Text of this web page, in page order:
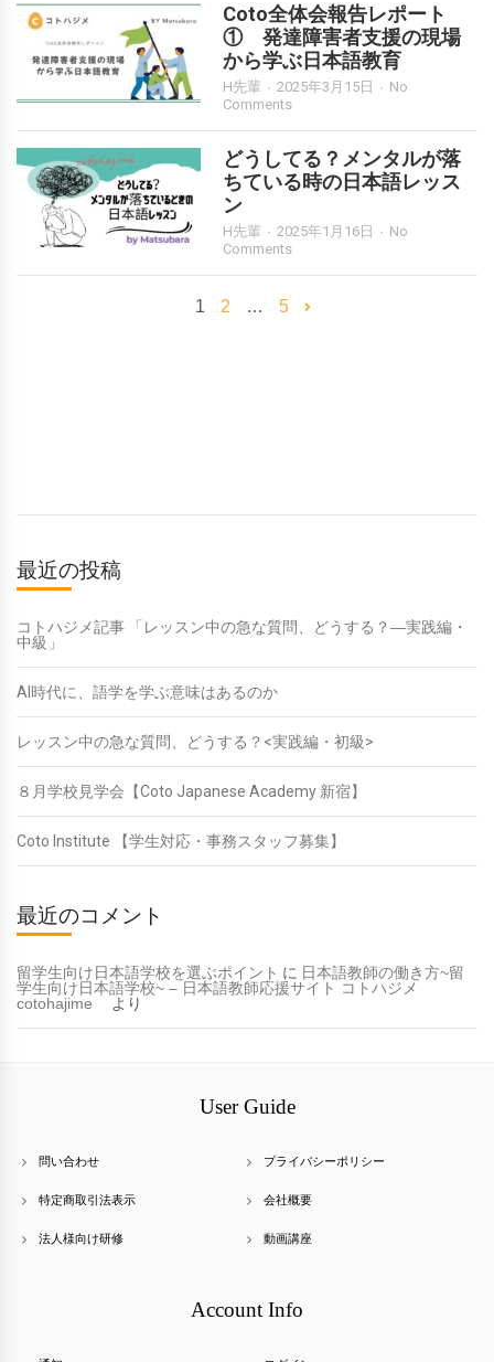
Coto全体会報告レポート
① 発達障害者支援の現場
から学ぶ日本語教育
H先輩 2025年3月15日
No
Comments
どうしてる？メンタルが落
ちている時の日本語レッス
ン
H先輩 2025年1月16日
No
Comments
1 2 … 5
最近の投稿
コトハジメ記事 「レッスン中の急な質問、どうする？―実践編・
中級」
AI時代に、語学を学ぶ意味はあるのか
レッスン中の急な質問、どうする？<実践編・初級>
８月学校見学会【Coto Japanese Academy 新宿】
Coto Institute 【学生対応・事務スタッフ募集】
最近のコメント
留学生向け日本語学校を選ぶポイント に 日本語教師の働き方~留
学生向け日本語学校~ – 日本語教師応援サイト コトハジメ
cotohajime
より
User Guide
問い合わせ プライバシーポリシー
特定商取引法表示 会社概要
法人様向け研修 動画講座
Account Info